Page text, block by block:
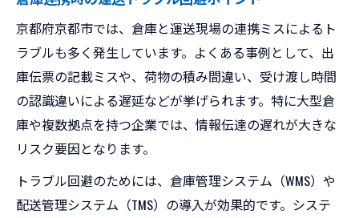
京都府京都市では、倉庫と運送現場の連携ミスによるト
ラブルも多く発生しています。よくある事例として、出
庫伝票の記載ミスや、荷物の積み間違い、受け渡し時間
の認識違いによる遅延などが挙げられます。特に大型倉
庫や複数拠点を持つ企業では、情報伝達の遅れが大きな
リスク要因となります。
トラブル回避のためには、倉庫管理システム（WMS）や
配送管理システム（TMS）の導入が効果的です。システ